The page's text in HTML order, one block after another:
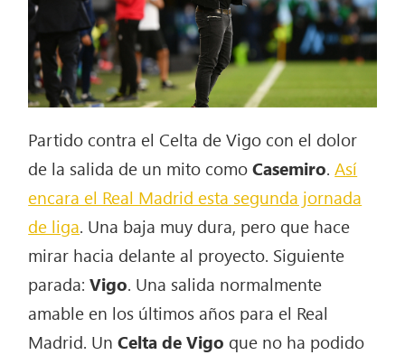
Partido contra el Celta de Vigo con el dolor
de la salida de un mito comoCasemiro.Así
encara el Real Madrid esta segunda jornada
de liga. Una baja muy dura, pero que hace
mirar hacia delante al proyecto. Siguiente
parada:Vigo. Una salida normalmente
amable en los últimos años para el Real
Madrid. UnCelta de Vigo que no ha podido